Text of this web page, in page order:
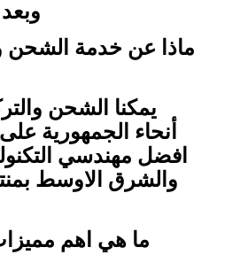
ماذا عن خدمة الشحن
يمكنا الشحن
أنحاء الجمهورية
افضل مهندسي
والشرق الاوسط
ما هي اهم